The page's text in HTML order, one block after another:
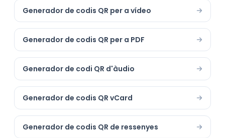
Generador de codis QR per a vídeo
Generador de codis QR per a PDF
Generador de codi QR d'àudio
Generador de codis QR vCard
Generador de codis QR de ressenyes